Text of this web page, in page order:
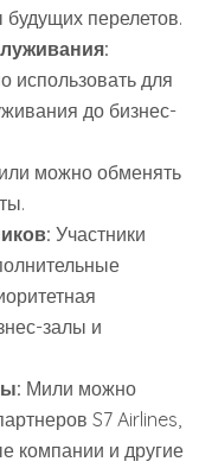
будущих перелетов.
для
до бизнес-
можно обменять
Участники
залы и
Мили можно
S7 Airlines,
компании и другие